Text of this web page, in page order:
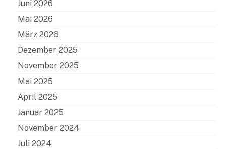
Juni 2026
Mai 2026
März 2026
Dezember 2025
November 2025
Mai 2025
April 2025
Januar 2025
November 2024
Juli 2024